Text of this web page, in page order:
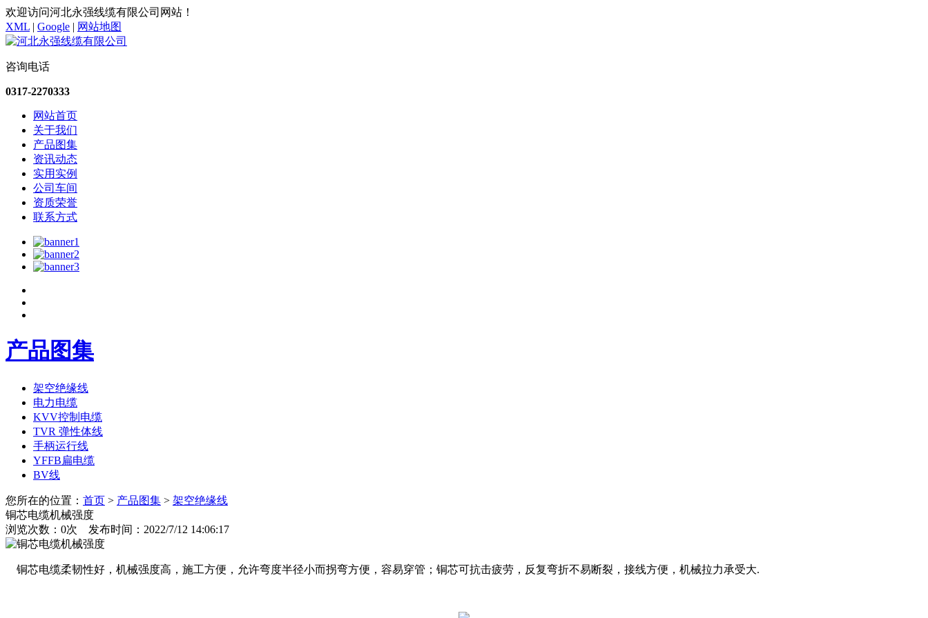
欢迎访问河北永强线缆有限公司网站！
XML | Google | 网站地图
咨询电话
0317-2270333
网站首页
关于我们
产品图集
资讯动态
实用实例
公司车间
资质荣誉
联系方式
产品图集
架空绝缘线
电力电缆
KVV控制电缆
TVR 弹性体线
手柄运行线
YFFB扁电缆
BV线
您所在的位置： 首页 > 产品图集 > 架空绝缘线
铜芯电缆机械强度
浏览次数： 0次 发布时间：2022/7/12 14:06:17
铜芯电缆柔韧性好，机械强度高，施工方便，允许弯度半径小而拐弯方便，容易穿管；铜芯可抗击疲劳，反复弯折不易断裂，接线方便，机械拉力承受大.